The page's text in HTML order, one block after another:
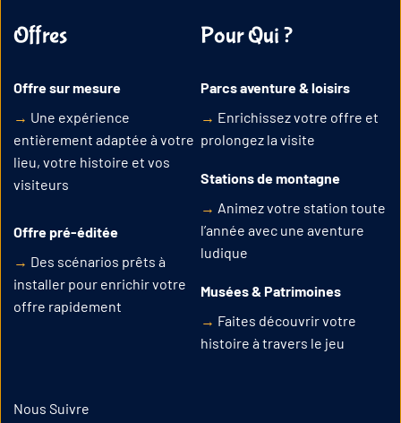
Offres
Offre sur mesure
→ Une expérience
entièrement adaptée à votre
lieu, votre histoire et vos
visiteurs
Offre pré-éditée
→ Des scénarios prêts à
installer pour enrichir votre
offre rapidement
Pour Qui ?
Parcs aventure & loisirs
→ Enrichissez votre offre et
prolongez la visite
Stations de montagne
→ Animez votre station toute
l’année avec une aventure
ludique
Musées & Patrimoines
→ Faites découvrir votre
histoire à travers le jeu
Nous Suivre